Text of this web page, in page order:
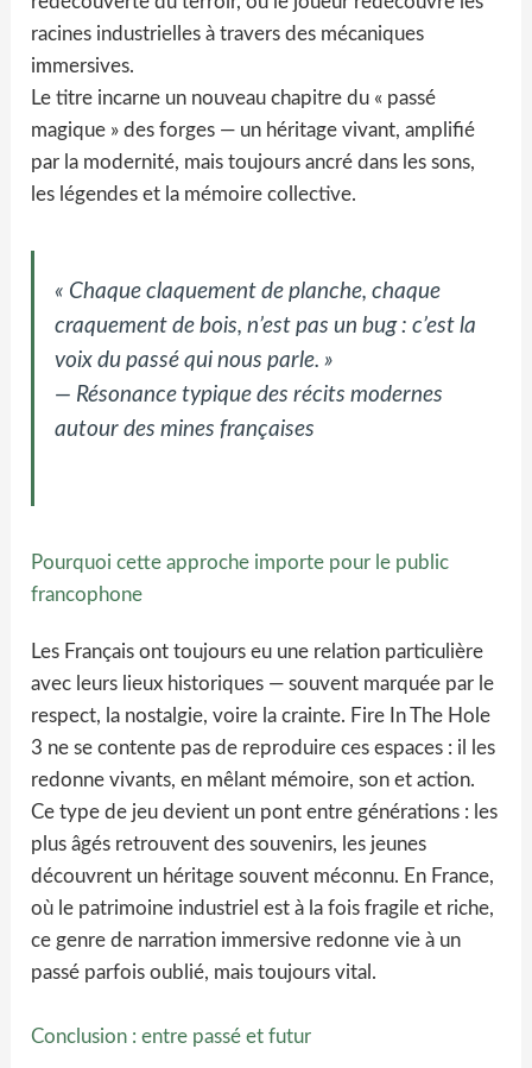
racines industrielles à travers des mécaniques
immersives.
Le titre incarne un nouveau chapitre du « passé
magique » des forges — un héritage vivant, amplifié
par la modernité, mais toujours ancré dans les sons,
les légendes et la mémoire collective.
« Chaque claquement de planche, chaque
craquement de bois, n’est pas un bug : c’est la
voix du passé qui nous parle. »
— Résonance typique des récits modernes
autour des mines françaises
Pourquoi cette approche importe pour le public
francophone
Les Français ont toujours eu une relation particulière
avec leurs lieux historiques — souvent marquée par le
respect, la nostalgie, voire la crainte. Fire In The Hole
3 ne se contente pas de reproduire ces espaces : il les
redonne vivants, en mêlant mémoire, son et action.
Ce type de jeu devient un pont entre générations : les
plus âgés retrouvent des souvenirs, les jeunes
découvrent un héritage souvent méconnu. En France,
où le patrimoine industriel est à la fois fragile et riche,
ce genre de narration immersive redonne vie à un
passé parfois oublié, mais toujours vital.
Conclusion : entre passé et futur